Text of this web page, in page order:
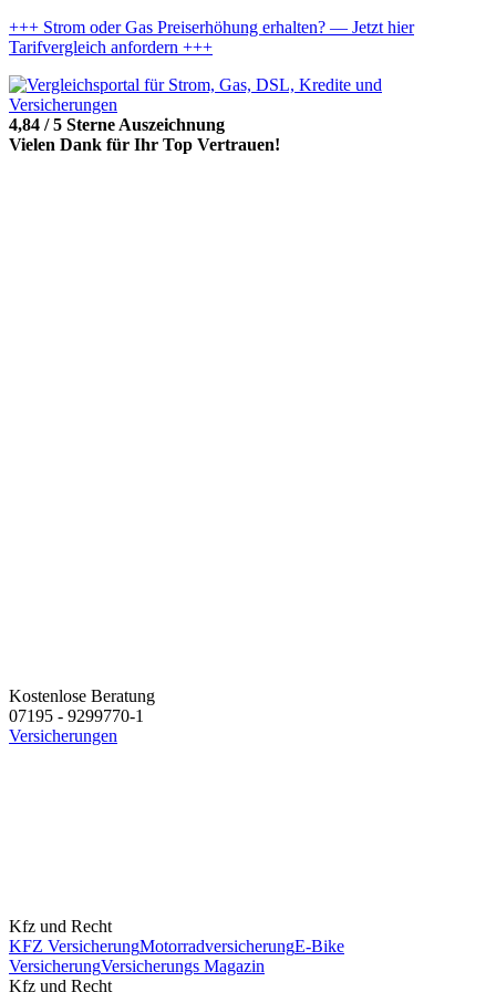
+++ Strom oder Gas Preiserhöhung erhalten? — Jetzt hier
Tarifvergleich anfordern +++
4,84 / 5 Sterne Auszeichnung
Vielen Dank für Ihr Top Vertrauen!
Kostenlose Beratung
07195 - 9299770-1
Versicherungen
Kfz und Recht
KFZ VersicherungMotorradversicherungE-Bike
VersicherungVersicherungs Magazin
Kfz und Recht